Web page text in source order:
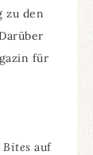
zu den
für
auf